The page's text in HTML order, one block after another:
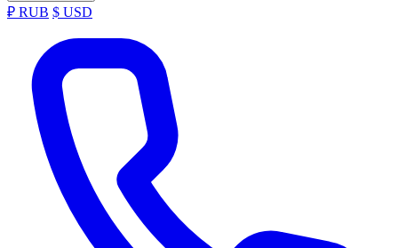
₽ RUB $ USD